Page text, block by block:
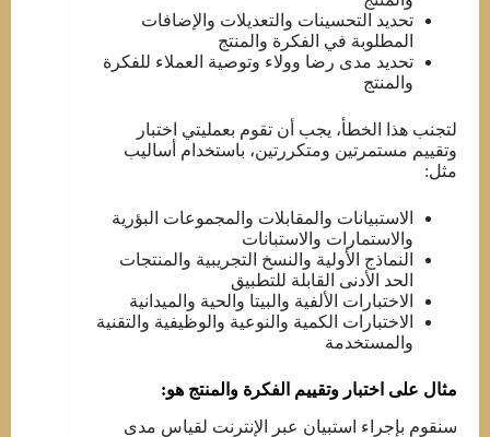
تحديد التحسينات والتعديلات والإضافات
المطلوبة في الفكرة والمنتج
تحديد مدى رضا وولاء وتوصية العملاء للفكرة
والمنتج
لتجنب هذا الخطأ، يجب أن تقوم بعمليتي اختبار
وتقييم مستمرتين ومتكررتين، باستخدام أساليب
مثل:
الاستبيانات والمقابلات والمجموعات البؤرية
والاستمارات والاستبانات
النماذج الأولية والنسخ التجريبية والمنتجات
الحد الأدنى القابلة للتطبيق
الاختبارات الألفية والبيتا والحية والميدانية
الاختبارات الكمية والنوعية والوظيفية والتقنية
والمستخدمة
مثال على اختبار وتقييم الفكرة والمنتج هو:
سنقوم بإجراء استبيان عبر الإنترنت لقياس مدى